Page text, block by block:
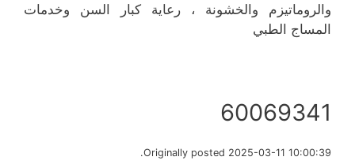
والروماتيزم والخشونة ، رعاية كبار السن وخدمات
المساج الطبي
60069341
Originally posted 2025-03-11 10:00:39.